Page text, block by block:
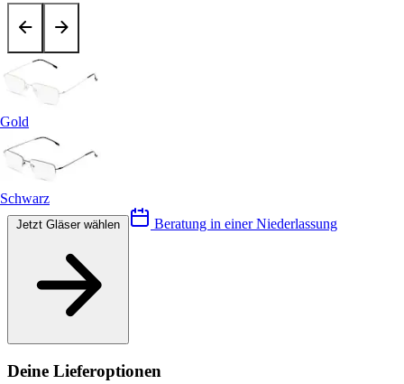
Gold
Schwarz
Beratung in einer Niederlassung
Deine Lieferoptionen